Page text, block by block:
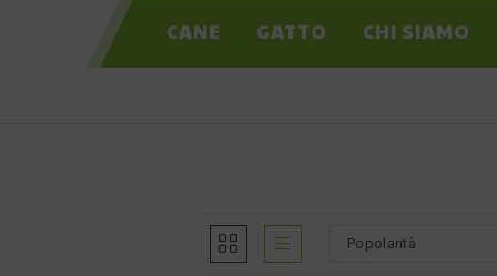
CANE GATTO CHI SIAMO
Popolarità